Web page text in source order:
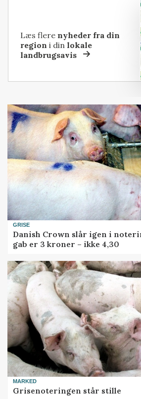
Læs flere nyheder fra din
region i dinlokale
landbrugsavis
GRISE
Danish Crown slår igen i
gab er 3 kroner – ikke 4,30
MARKED
Grisenoteringen står stille